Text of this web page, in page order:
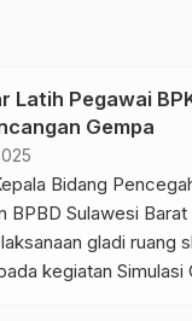
Latih Pegawai
Gempa
Bidang
BPBD Sulawesi
gladi ruang
kegiatan Simulasi